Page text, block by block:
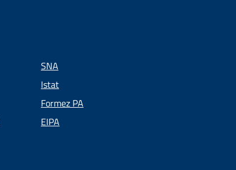
SNA
Istat
Formez PA
EIPA